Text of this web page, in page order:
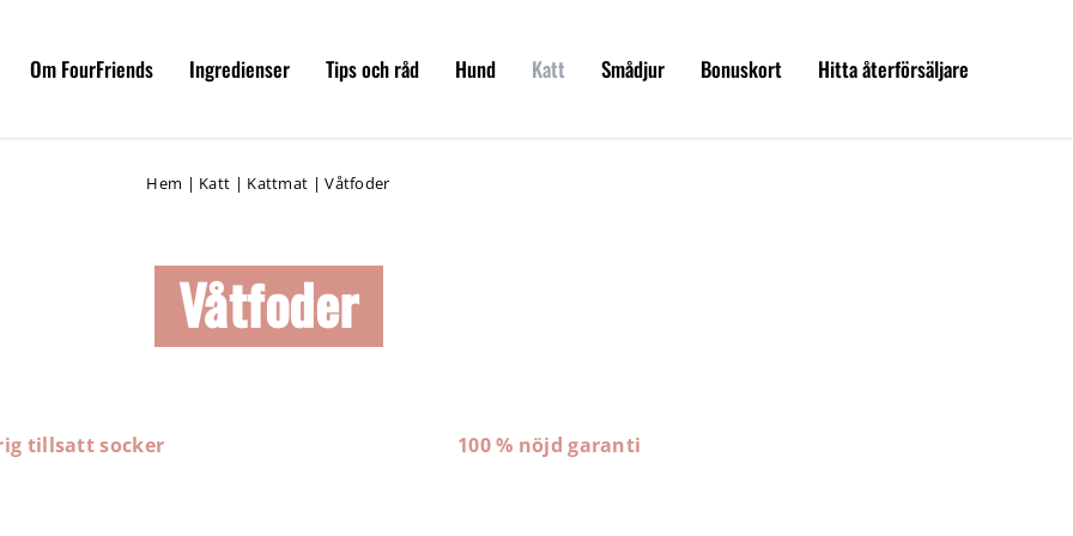
Om FourFriends Ingredienser Tips och råd Hund Katt Smådjur Bonuskort Hitta återförsäljare
Hem | Katt | Kattmat |Våtfoder
Våtfoder
tillsatt socker 100 % nöjd garanti